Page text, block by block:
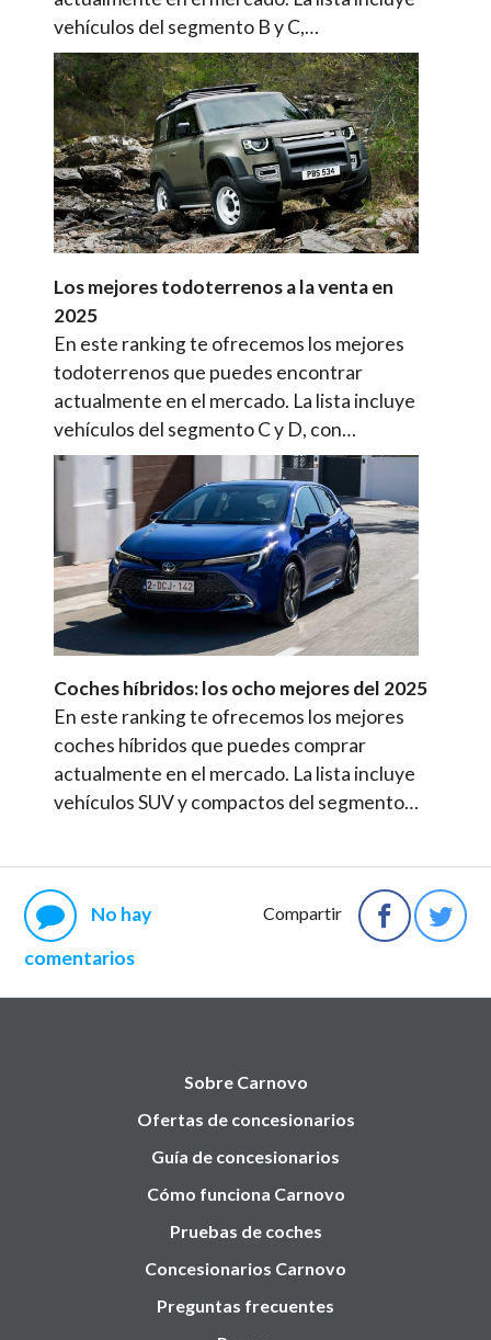
vehículos del segmento B y C,…
Los mejores todoterrenos a la venta en
2025
En este ranking te ofrecemos los mejores
todoterrenos que puedes encontrar
actualmente en el mercado. La lista incluye
vehículos del segmento C y D, con…
Coches híbridos: los ocho mejores del 2025
En este ranking te ofrecemos los mejores
coches híbridos que puedes comprar
actualmente en el mercado. La lista incluye
vehículos SUV y compactos del segmento…
Compartir
No hay
comentarios
Sobre Carnovo
Ofertas de concesionarios
Guía de concesionarios
Cómo funciona Carnovo
Pruebas de coches
Concesionarios Carnovo
Preguntas frecuentes